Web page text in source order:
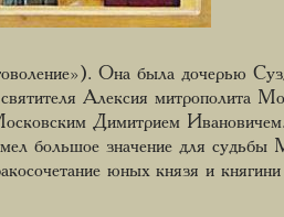
Она была дочерью
Алексия митрополита
Димитрием
большое значение для судьбы
юных князя и